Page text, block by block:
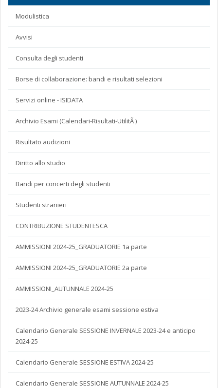
Modulistica
Avvisi
Consulta degli studenti
Borse di collaborazione: bandi e risultati selezioni
Servizi online - ISIDATA
Archivio Esami (Calendari-Risultati-UtilitÃ )
Risultato audizioni
Diritto allo studio
Bandi per concerti degli studenti
Studenti stranieri
CONTRIBUZIONE STUDENTESCA
AMMISSIONI 2024-25_GRADUATORIE 1a parte
AMMISSIONI 2024-25_GRADUATORIE 2a parte
AMMISSIONI_AUTUNNALE 2024-25
2023-24 Archivio generale esami sessione estiva
Calendario Generale SESSIONE INVERNALE 2023-24 e anticipo
2024-25
Calendario Generale SESSIONE ESTIVA 2024-25
Calendario Generale SESSIONE AUTUNNALE 2024-25